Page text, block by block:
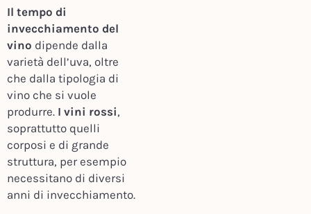
Il tempo di
invecchiamento del
vino dipende dalla
varietà dell’uva, oltre
che dalla tipologia di
vino che si vuole
produrre. I vini rossi,
soprattutto quelli
corposi e di grande
struttura, per esempio
necessitano di diversi
anni di invecchiamento.